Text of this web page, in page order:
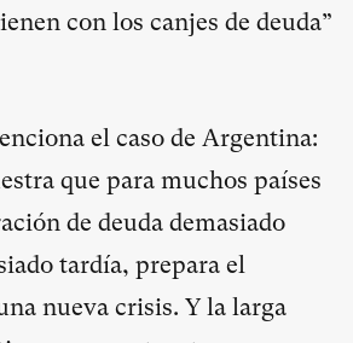
con los canjes de deuda”
el caso de Argentina:
que para muchos países
de deuda demasiado
tardía, prepara el
nueva crisis. Y la larga